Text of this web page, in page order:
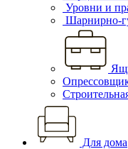
Уровни и
Шарнирно-
Для дома